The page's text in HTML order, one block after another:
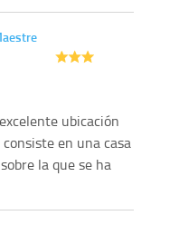
ubicación
en una casa
la que se ha